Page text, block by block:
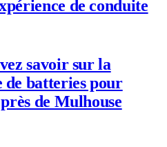
de conduite
savoir sur la
de batteries pour
de Mulhouse